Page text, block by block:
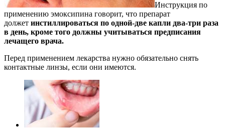
Инструкция по
применению эмоксипина говорит, что препарат
должет инстиллироваться по одной-две капли два-три раза
в день, кроме того должны учитываться предписания
лечащего врача.
Перед применением лекарства нужно обязательно снять
контактные линзы, если они имеются.